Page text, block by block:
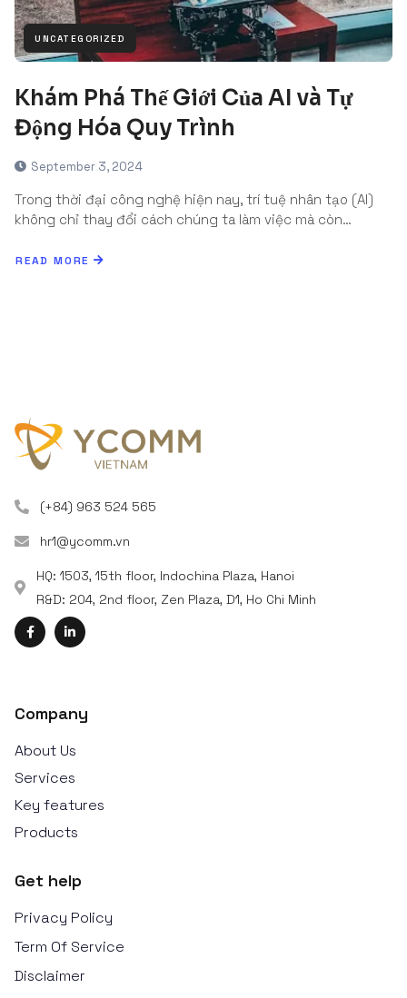
UNCATEGORIZED
Khám Phá Thế Giới Của AI và Tự
Động Hóa Quy Trình
September 3, 2024
Trong thời đại công nghệ hiện nay, trí tuệ nhân tạo (AI)
không chỉ thay đổi cách chúng ta làm việc mà còn…
READ MORE
(+84) 963 524 565
hr1@ycomm.vn
HQ: 1503, 15th floor, Indochina Plaza, Hanoi
R&D: 204, 2nd floor, Zen Plaza, D1, Ho Chi Minh
Company
About Us
Services
Key features
Products
Get help
Privacy Policy
Term Of Service
Disclaimer